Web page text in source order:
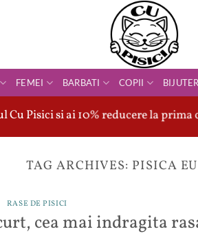
FEMEI BARBATI COPII
Cu Pisici si ai 10% reducere la
TAG ARCHIVES: PISICA
RASE DE PISICI
cea mai indragita